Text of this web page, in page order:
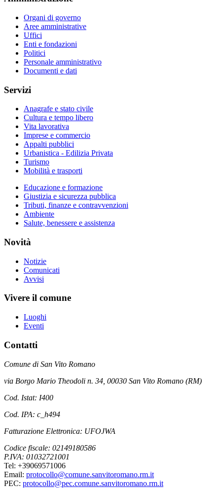
Organi di governo
Aree amministrative
Uffici
Enti e fondazioni
Politici
Personale amministrativo
Documenti e dati
Servizi
Anagrafe e stato civile
Cultura e tempo libero
Vita lavorativa
Imprese e commercio
Appalti pubblici
Urbanistica - Edilizia Privata
Turismo
Mobilità e trasporti
Educazione e formazione
Giustizia e sicurezza pubblica
Tributi, finanze e contravvenzioni
Ambiente
Salute, benessere e assistenza
Novità
Notizie
Comunicati
Avvisi
Vivere il comune
Luoghi
Eventi
Contatti
Comune di San Vito Romano
via Borgo Mario Theodoli n. 34, 00030 San Vito Romano (RM)
Cod. Istat: I400
Cod. IPA: c_h494
Fatturazione Elettronica: UFOJWA
Codice fiscale: 02149180586
P.IVA: 01032721001
Tel: +39069571006
Email: protocollo@comune.sanvitoromano.rm.it
PEC: protocollo@pec.comune.sanvitoromano.rm.it